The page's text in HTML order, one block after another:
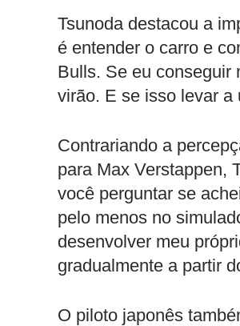
Tsunoda destacou a
é entender o carro e
Bulls. Se eu conseguir
virão. E se isso levar a
Contrariando a
para Max Verstappen,
você perguntar se
pelo menos no
desenvolver meu
gradualmente a partir
O piloto japonês